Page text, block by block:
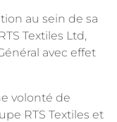
au sein de sa
Textiles Ltd,
avec effet
volonté de
RTS Textiles et